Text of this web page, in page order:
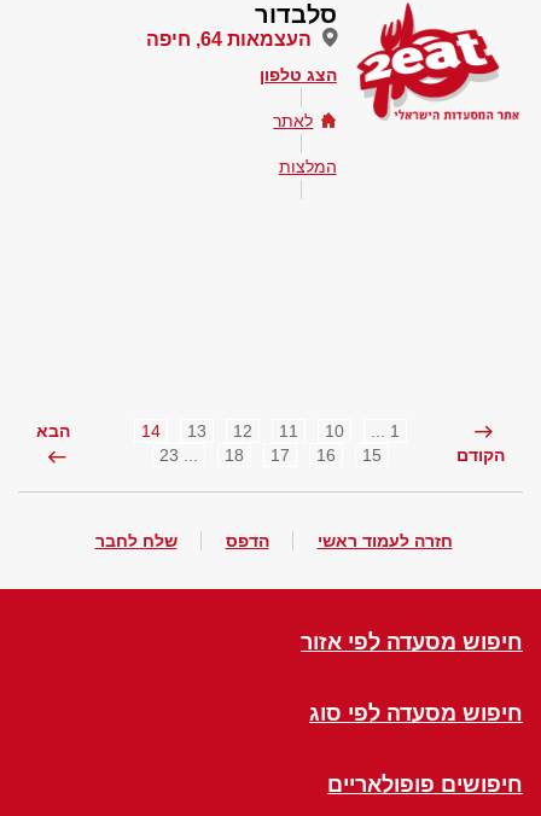
סלבדור
העצמאות 64, חיפה
הצג טלפון
לאתר
המלצות
הקודם
1 ...
10
11
12
13
14
15
16
17
18
הבא
חזרה לעמוד ראשי הדפס שלח לחבר
חיפוש מסעדה לפי אזור
חיפוש מסעדה לפי סוג
חיפושים פופולאריים